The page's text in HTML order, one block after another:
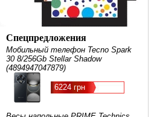
Спецпредложения
Мобильный телефон Tecno Spark
30 8/256Gb Stellar Shadow
(4894947047879)
6224 грн